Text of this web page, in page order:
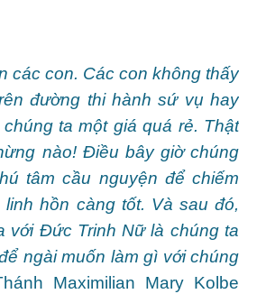
các con. Các con không thấy
đường thi hành sứ vụ hay
ta một giá quá rẻ. Thật
nào! Ðiều bây giờ chúng
tâm cầu nguyện để chiếm
hồn càng tốt. Và sau đó,
với Ðức Trinh Nữ là chúng ta
ngài muốn làm gì với chúng
Maximilian Mary Kolbe